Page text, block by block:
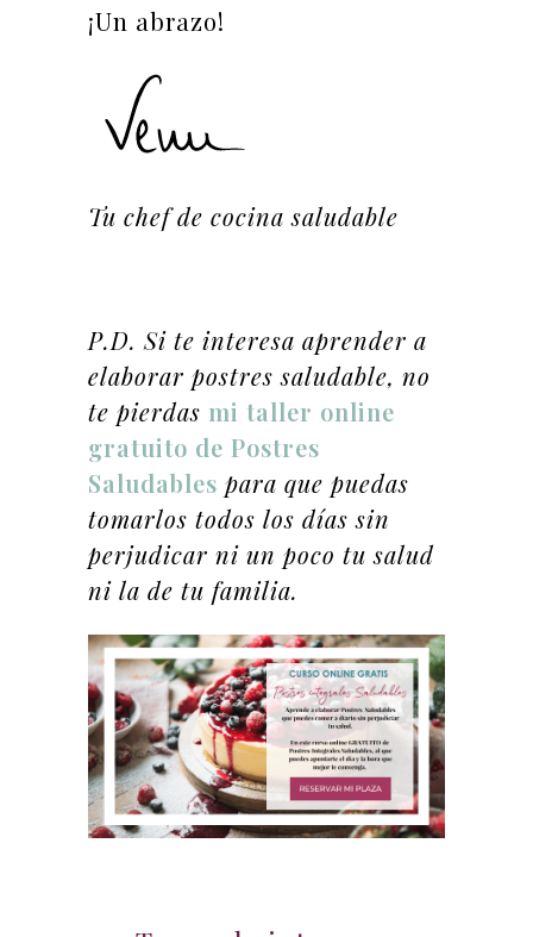
¡Un abrazo!
Tu chef de cocina saludable
P.D. Si te interesa aprender a
elaborar postres saludable, no
te pierdas mi taller online
gratuito de Postres
Saludables para que puedas
tomarlos todos los días sin
perjudicar ni un poco tu salud
ni la de tu familia.